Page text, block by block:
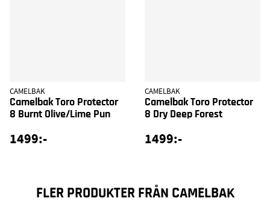
CAMELBAK
Camelbak Toro Protector
8 Burnt Olive/Lime Pun
1499:-
CAMELBAK
Camelbak Toro Protector
8 Dry Deep Forest
1499:-
FLER PRODUKTER FRÅN CAMELBAK